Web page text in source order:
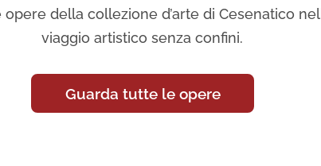
della collezione d’arte di Cesenatico
viaggio artistico senza confini.
Guarda tutte le opere